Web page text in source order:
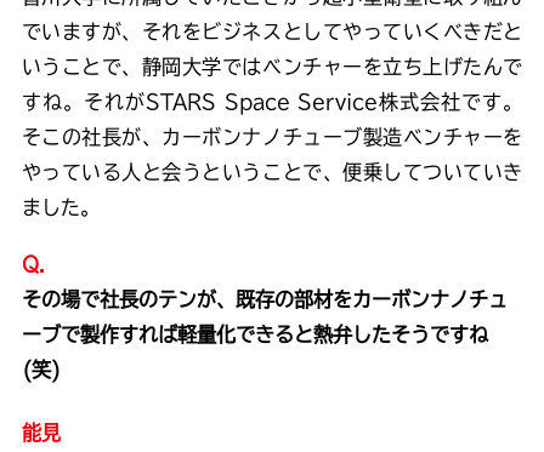
でいますが、それをビジネスとしてやっていくべきだと
いうことで、静岡大学ではベンチャーを立ち上げたんで
すね。それがSTARS Space Service株式会社です。
そこの社長が、カーボンナノチューブ製造ベンチャーを
やっている人と会うということで、便乗してついていき
ました。
Q.
その場で社長のテンが、既存の部材をカーボンナノチュ
ーブで製作すれば軽量化できると熱弁したそうですね
(笑)
能見